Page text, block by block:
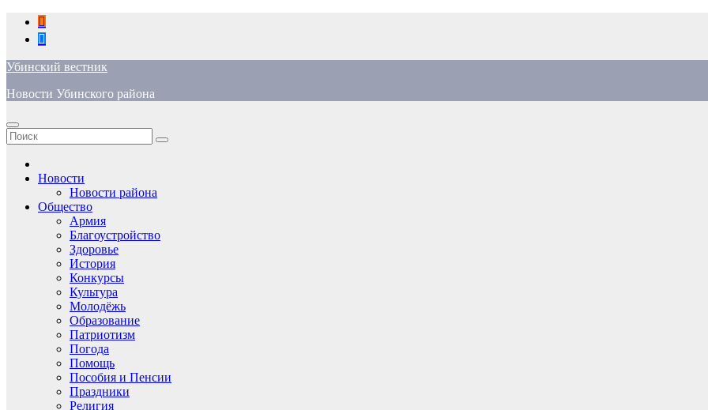
Перейти
содержимому
Убинский вестник
Новости Убинского района
Новости
Новости района
Общество
Армия
Благоустройство
Здоровье
История
Конкурсы
Культура
Молодёжь
Образование
Патриотизм
Погода
Помощь
Пособия и Пенсии
Праздники
Религия